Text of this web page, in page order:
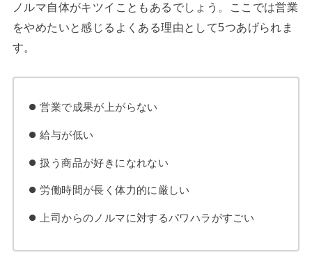
ノルマ自体がキツイこともあるでしょう。ここでは営業
をやめたいと感じるよくある理由として5つあげられま
す。
営業で成果が上がらない
給与が低い
扱う商品が好きになれない
労働時間が長く体力的に厳しい
上司からのノルマに対するパワハラがすごい